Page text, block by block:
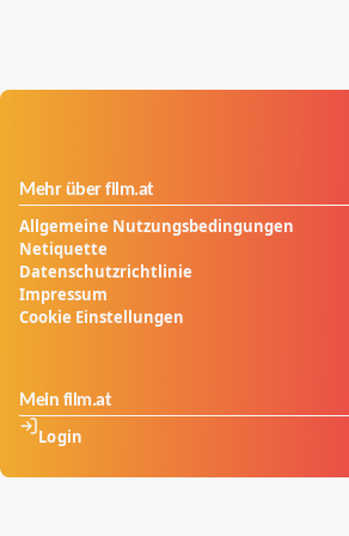
Mehr über film.at
Allgemeine Nutzungsbedingungen
Netiquette
Datenschutzrichtlinie
Impressum
Cookie Einstellungen
Mein film.at
Login